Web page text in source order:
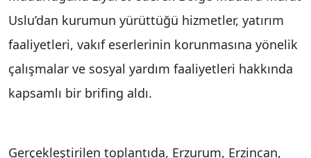
Uslu’dan kurumun yürüttüğü hizmetler, yatırım
faaliyetleri, vakıf eserlerinin korunmasına yönelik
çalışmalar ve sosyal yardım faaliyetleri hakkında
kapsamlı bir brifing aldı.
Gerçekleştirilen toplantıda, Erzurum, Erzincan,